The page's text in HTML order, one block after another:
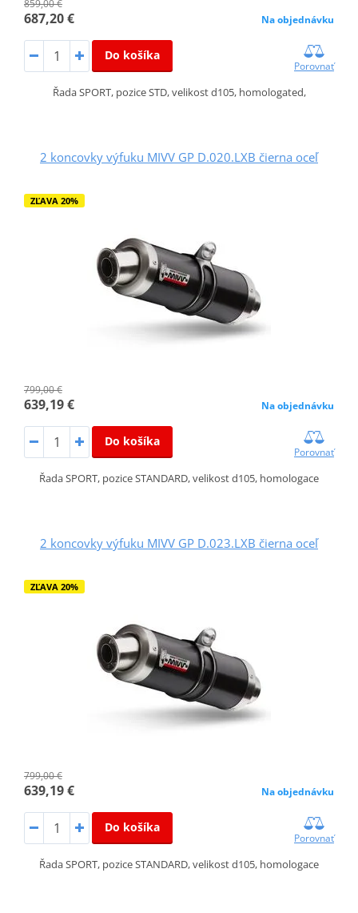
859,00 €
687,20 € Na objednávku
Do košíka
Porovnať
Řada SPORT, pozice STD, velikost d105, homologated,
2 koncovky výfuku MIVV GP D.020.LXB čierna oceľ
ZĽAVA 20%
799,00 €
639,19 € Na objednávku
Do košíka
Porovnať
Řada SPORT, pozice STANDARD, velikost d105, homologace
2 koncovky výfuku MIVV GP D.023.LXB čierna oceľ
ZĽAVA 20%
799,00 €
639,19 € Na objednávku
Do košíka
Porovnať
Řada SPORT, pozice STANDARD, velikost d105, homologace